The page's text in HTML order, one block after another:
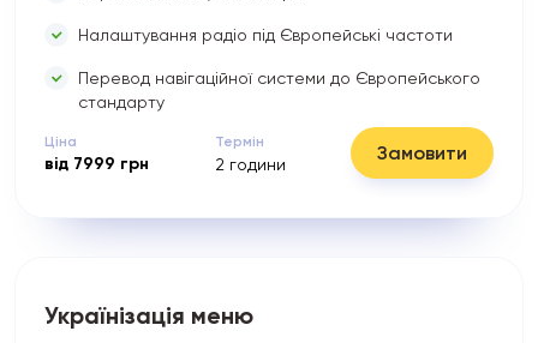
Налаштування радіо під Європейські частоти
Перевод навігаційної системи до Європейського
стандарту
Ціна
від 7999 грн
Термін
2 години Замовити
Українізація меню